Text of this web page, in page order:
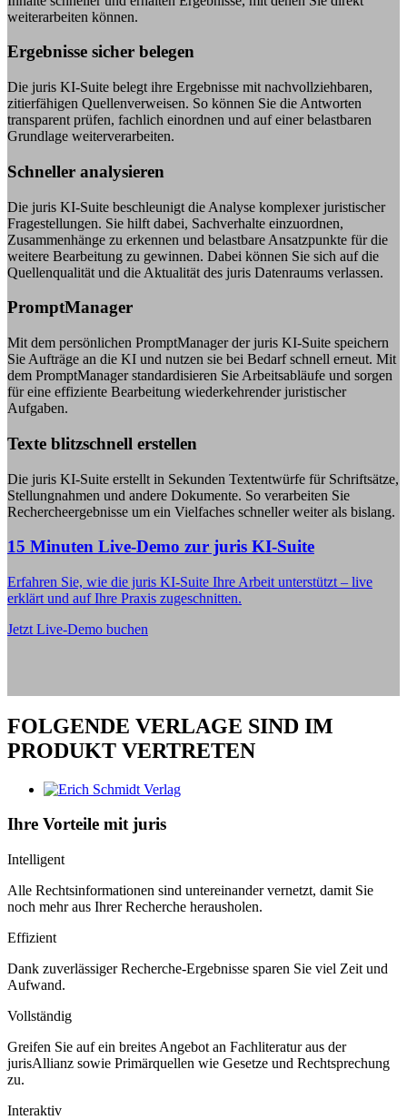
weiterarbeiten können.
Ergebnisse sicher belegen
Die juris KI-Suite belegt ihre Ergebnisse mit nachvollziehbaren,
zitierfähigen Quellenverweisen. So können Sie die Antworten
transparent prüfen, fachlich einordnen und auf einer belastbaren
Grundlage weiterverarbeiten.
Schneller analysieren
Die juris KI-Suite beschleunigt die Analyse komplexer juristischer
Fragestellungen. Sie hilft dabei, Sachverhalte einzuordnen,
Zusammenhänge zu erkennen und belastbare Ansatzpunkte für die
weitere Bearbeitung zu gewinnen. Dabei können Sie sich auf die
Quellenqualität und die Aktualität des juris Datenraums verlassen.
PromptManager
Mit dem persönlichen PromptManager der juris KI-Suite speichern
Sie Aufträge an die KI und nutzen sie bei Bedarf schnell erneut. Mit
dem PromptManager standardisieren Sie Arbeitsabläufe und sorgen
für eine effiziente Bearbeitung wiederkehrender juristischer
Aufgaben.
Texte blitzschnell erstellen
Die juris KI-Suite erstellt in Sekunden Textentwürfe für Schriftsätze,
Stellungnahmen und andere Dokumente. So verarbeiten Sie
Rechercheergebnisse um ein Vielfaches schneller weiter als bislang.
15 Minuten Live-Demo zur juris KI-Suite
Erfahren Sie, wie die juris KI-Suite Ihre Arbeit unterstützt – live
erklärt und auf Ihre Praxis zugeschnitten.
Jetzt Live-Demo buchen
FOLGENDE VERLAGE SIND IM
PRODUKT VERTRETEN
Ihre Vorteile mit juris
Intelligent
Alle Rechtsinformationen sind untereinander vernetzt, damit Sie
noch mehr aus Ihrer Recherche herausholen.
Effizient
Dank zuverlässiger Recherche-Ergebnisse sparen Sie viel Zeit und
Aufwand.
Vollständig
Greifen Sie auf ein breites Angebot an Fachliteratur aus der
jurisAllianz sowie Primärquellen wie Gesetze und Rechtsprechung
zu.
Interaktiv